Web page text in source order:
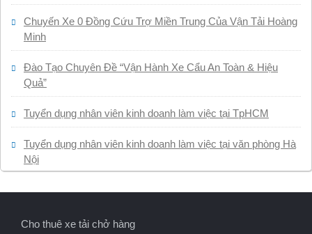
Chuyến Xe 0 Đồng Cứu Trợ Miền Trung Của Vận Tải Hoàng
Minh
Đào Tạo Chuyên Đề “Vận Hành Xe Cẩu An Toàn & Hiệu
Quả”
Tuyển dụng nhân viên kinh doanh làm việc tại TpHCM
Tuyển dụng nhân viên kinh doanh làm việc tại văn phòng Hà
Nội
Cho thuê xe tải chở hàng